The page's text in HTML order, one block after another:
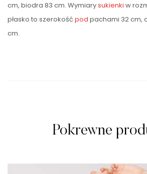
cm, biodra 83 cm. Wymiarysukienki w
płasko to szerokość pod pachami 32 cm,
cm.
Pokrewne